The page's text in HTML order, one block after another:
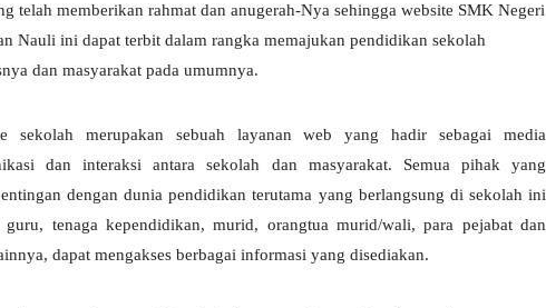
telah memberikan rahmat dan anugerah-Nya sehingga website SMK Negeri
Nauli ini dapat terbit dalam rangka memajukan pendidikan sekolah
dan masyarakat pada umumnya.
sekolah merupakan sebuah layanan web yang hadir sebagai media
dan interaksi antara sekolah dan masyarakat. Semua pihak yang
dengan dunia pendidikan terutama yang berlangsung di sekolah ini
guru, tenaga kependidikan, murid, orangtua murid/wali, para pejabat dan
dapat mengakses berbagai informasi yang disediakan.